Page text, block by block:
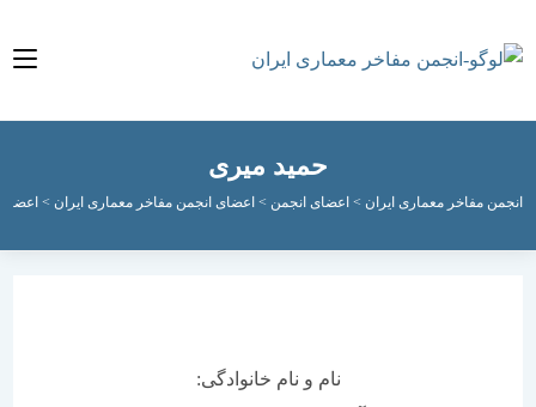
حمید میری
مفاخر معماری ایران > اعضای انجمن>اعضای انجمن مفاخر معماری ایران > اعضای فعال
نام و نام خانوادگی: